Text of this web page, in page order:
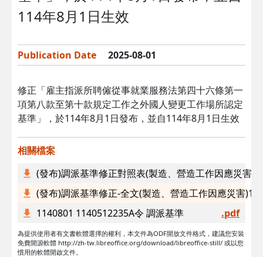
114年8月1日生效
Publication Date 2025-08-01
修正「雇主指派所聘僱從事就業服務法第四十六條第一
項第八款至第十款規定工作之外國人變更工作場所認定
基準」，於114年8月1日發布，並自114年8月1日生效
相關檔案
(發布)調派基準修正對照表(製造、營造工作因應災害
(發布)調派基準修正-全文(製造、營造工作因應災害
1140801 1140512235A令 調派基準
.pdf
為提供使用者有文書軟體選擇的權利，本文件為ODF開放文件格式，建議您安裝
免費開源軟體 http://zh-tw.libreoffice.org/download/libreoffice-still/ 或以您
慣用的軟體開啟文件。